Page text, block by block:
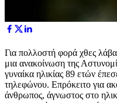
Για πολλοστή φορά χθες
μια ανακοίνωση της
γυναίκα ηλικίας 89 ετών
τηλεφώνου. Επρόκειτο για
άνθρωπος, άγνωστος στο